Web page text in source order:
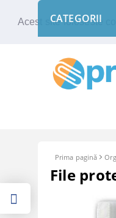
Acest site foloseste
CATEGORII
Prima pagină
File